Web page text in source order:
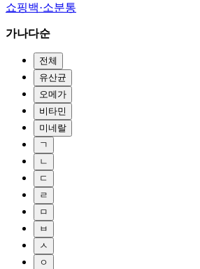
쇼핑백·소분통
가나다순
전체
유산균
오메가
비타민
미네랄
ㄱ
ㄴ
ㄷ
ㄹ
ㅁ
ㅂ
ㅅ
ㅇ